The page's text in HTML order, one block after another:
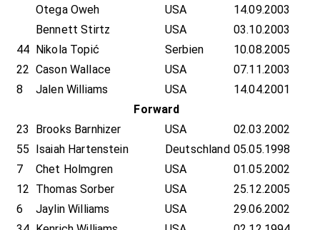
Otega Oweh
USA
14.09.2003
Bennett Stirtz
USA
03.10.2003
44
Nikola Topić Serbien
10.08.2005
22 Cason Wallace USA
07.11.2003
8
Jalen Williams USA
14.04.2001
Forward
23
Brooks Barnhizer USA
02.03.2002
55
Isaiah Hartenstein Deutschland 05.05.1998
7
Chet Holmgren USA
01.05.2002
12 Thomas Sorber USA
25.12.2005
6
Jaylin Williams USA
29.06.2002